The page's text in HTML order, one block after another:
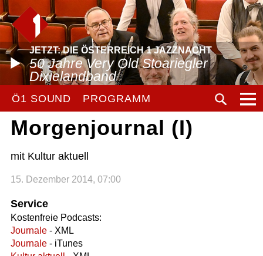
JETZT: DIE ÖSTERREICH 1 JAZZNACHT
50 Jahre Very Old Stoariegler
Dixielandband
Ö1 SOUND PROGRAMM
Morgenjournal (I)
mit Kultur aktuell
15. Dezember 2014, 07:00
Service
Kostenfreie Podcasts:
Journale- XML
Journale- iTunes